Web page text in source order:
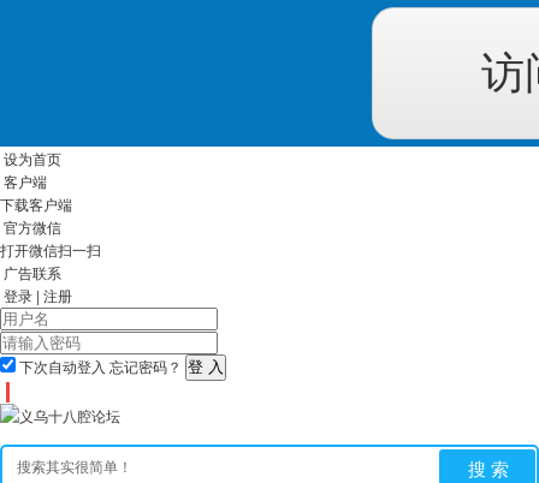
访
设为首页
客户端
下载客户端
官方微信
打开微信扫一扫
广告联系
登录 | 注册
下次自动登入 忘记密码？
搜 索